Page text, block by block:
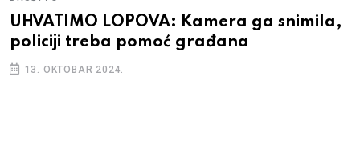
UHVATIMO LOPOVA: Kamera ga snimila,
policiji treba pomoć građana
13. OKTOBAR 2024.